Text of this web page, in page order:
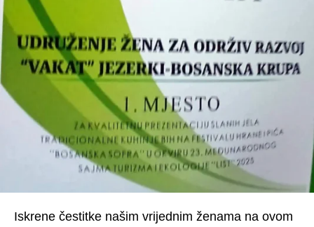
Iskrene čestitke našim vrijednim ženama na ovom